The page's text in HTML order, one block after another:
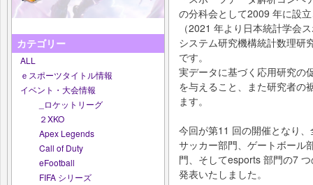
カテゴリー
ALL
ｅスポーツタイトル情報
イベント・大会情報
_ロケットリーグ
２XKO
Apex Legends
Call of Duty
eFootball
FIFA シリーズ
の分科会として2009 年に設
（2021 年より日本統計学会
システム研究機構統計数理研
です。
実データに基づく応用研究の
を与えること、また研究者の
ます。
今回が第11 回の開催となり
サッカー部門、ゲートボール
門、そしてesports 部門の7
発表いたしました。